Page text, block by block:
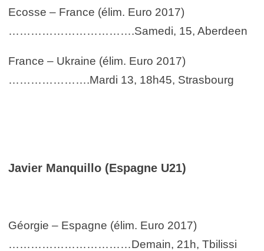
Ecosse – France (élim. Euro 2017)
…………………………….Samedi, 15, Aberdeen
France – Ukraine (élim. Euro 2017)
………………….Mardi 13, 18h45, Strasbourg
Javier Manquillo (Espagne U21)
Géorgie – Espagne (élim. Euro 2017)
……………………………Demain, 21h, Tbilissi